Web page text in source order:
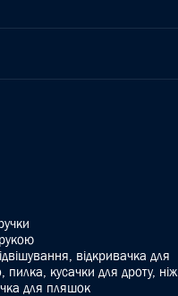
відкривачка для
кусачки для дроту, ніж,
для пляшок